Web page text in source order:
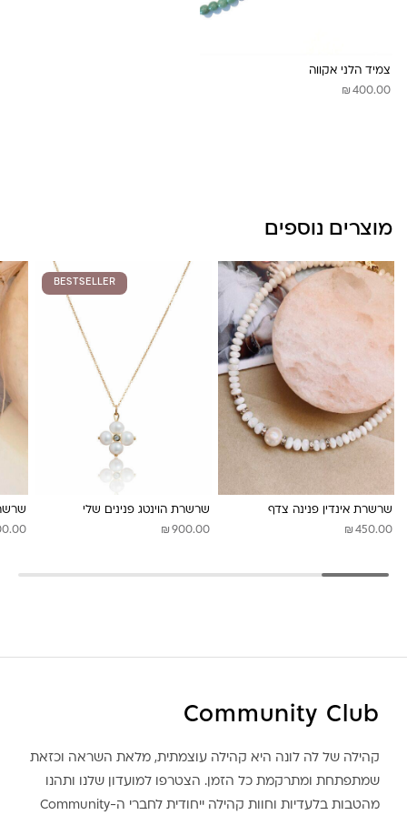
לונה מיה
צמיד הלני אקווה
₪ 400.00
מוצרים נוספים
שרשרת אינדין פנינה צדף
₪ 450.00
BESTSELLER
שרשרת הוינטג פנינים שלי
₪ 900.00
Community Club
קהילה של לה לונה היא קהילה עוצמתית, מלאת השראה וכזאת
שמתפתחת ומתרקמת כל הזמן. הצטרפו למועדון שלנו ותהנו
מהטבות בלעדיות וחוות קהילה ייחודית לחברי ה-Community